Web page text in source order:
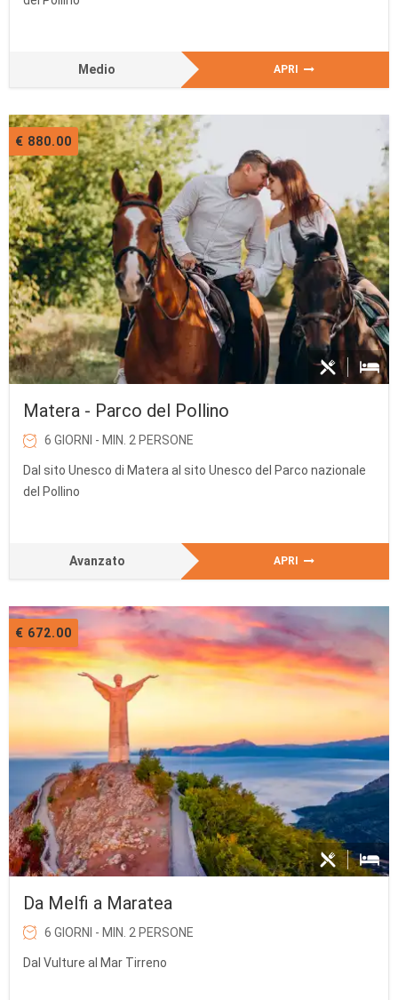
Medio APRI
€ 880.00
Matera - Parco del Pollino
6 GIORNI - MIN. 2 PERSONE
Dal sito Unesco di Matera al sito Unesco del Parco nazionale
del Pollino
Avanzato APRI
€ 672.00
Da Melfi a Maratea
6 GIORNI - MIN. 2 PERSONE
Dal Vulture al Mar Tirreno